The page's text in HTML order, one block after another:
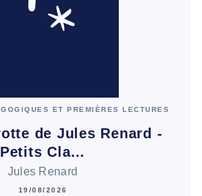
ET PREMIÈRES LECTURES
de Jules Renard -
Petits Cla…
Jules Renard
19/08/2026